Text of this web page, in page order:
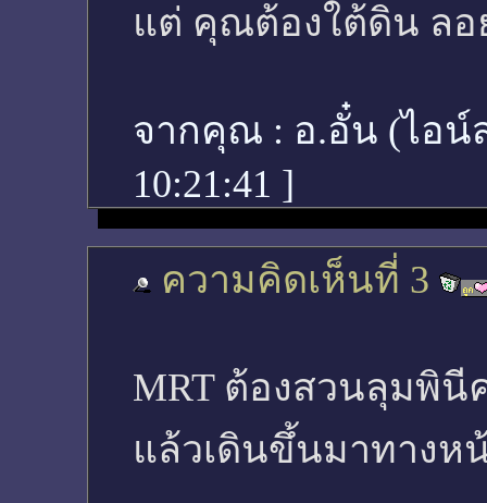
แต่ คุณต้องใต้ดิน ล
จากคุณ : อ.อั๋น (ไอ
10:21:41 ]
ความคิดเห็นที่ 3
MRT ต้องสวนลุมพินี
แล้วเดินขึ้นมาทางห